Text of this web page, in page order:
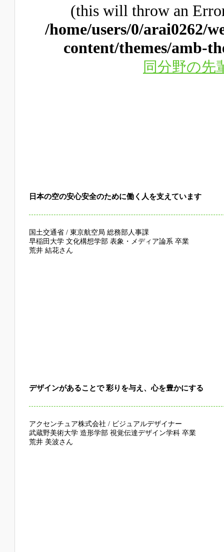
(this will throw an
/home/users/0/arai0262/
content/themes/amb-
同分野の先
日本の空の安心安全のために働く人を支えています
国土交通省 / 東京航空局 総務部人事課
早稲田大学 文化構想学部 表象・メディア論系 卒業
荒井 結花さん
デザインがあることで 彩りを与え、心を豊かにする
アクセンチュア株式会社 / ビジュアルデザイナー
武蔵野美術大学 造形学部 視覚伝達デザイン学科 卒業
荒井 美波さん